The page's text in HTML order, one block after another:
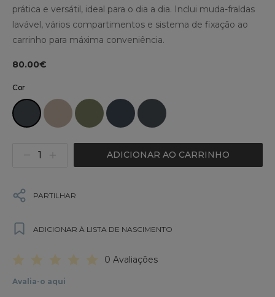
prática e versátil, ideal para o dia a dia. Inclui muda-fraldas
lavável, vários compartimentos e sistema de fixação ao
carrinho para máxima conveniência.
80.00€
Cor
ADICIONAR AO CARRINHO
PARTILHAR
ADICIONAR À LISTA DE NASCIMENTO
0 Avaliações
Avalia-o aqui